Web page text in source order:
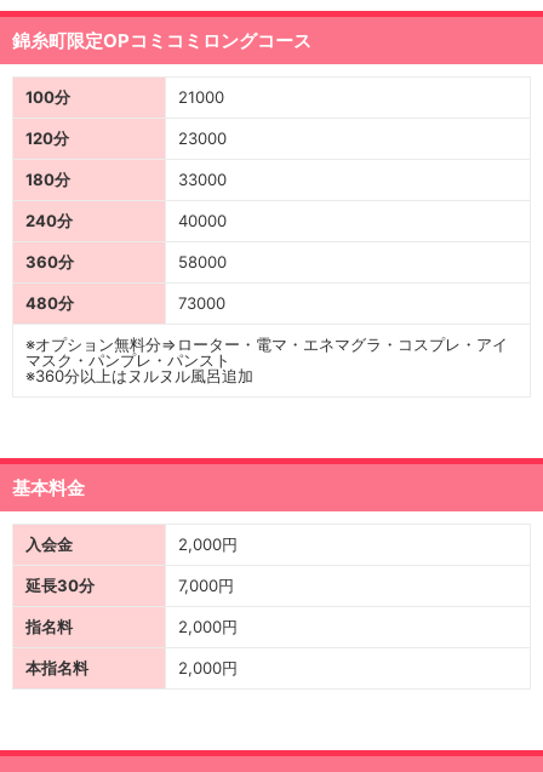
錦糸町限定OPコミコミロングコース
100分 21000
120分 23000
180分 33000
240分 40000
360分 58000
480分 73000
※オプション無料分⇒ローター・電マ・エネマグラ・コスプレ・アイ
マスク・パンプレ・パンスト
※360分以上はヌルヌル風呂追加
基本料金
入会金 2,000円
延長30分 7,000円
指名料 2,000円
本指名料 2,000円